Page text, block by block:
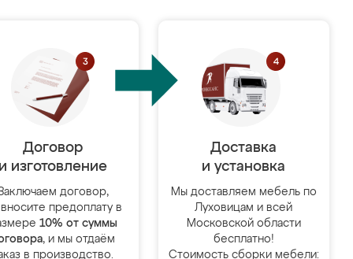
Договор
изготовление
договор,
предоплату в
10% от суммы
, и мы отдаём
в производство.
Доставка
и установка
Мы доставляем мебель по
Луховицам и всей
Московской области
бесплатно!
Стоимость сборки мебели: